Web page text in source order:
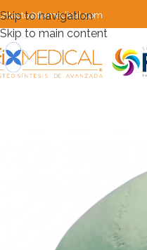
Skip to navigation
Skip to main content